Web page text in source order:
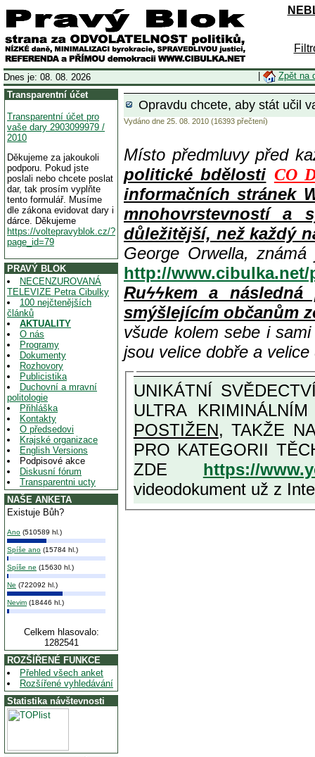
Dnes je: 08. 08. 2026
Zpět na
Transparentní účet
Transparentní účet pro
vaše dary 2903099979 /
2010
Děkujeme za jakoukoli
podporu. Pokud jste
poslali nebo chcete poslat
dar, tak prosím vyplňte
tento formulář. Musíme
dle zákona evidovat dary i
dárce. Děkujeme
https://voltepravyblok.cz/?
page_id=79
PRAVÝ BLOK
NECENZUROVANÁ
TELEVIZE Petra Cibulky
100 nejčtenějších
článků
AKTUALITY
O nás
Programy
Dokumenty
Rozhovory
Publicistika
Duchovní a mravní
politologie
Přihláška
Kontakty
O předsedovi
Krajské organizace
English Versions
Podpisové akce
Diskusní fórum
Transparentni ucty
NAŠE ANKETA
Existuje Bůh?
Ano (510589 hl.)
Spíše ano (15784 hl.)
Spíše ne (15630 hl.)
Ne (722092 hl.)
Nevim (18446 hl.)
Celkem hlasovalo:
1282541
ROZŠÍŘENÉ FUNKCE
Přehled všech anket
Rozšířené vyhledávání
Statistika návštevnosti
Opravdu chcete, aby stát učil
Vydáno dne 25. 08. 2010 (16393 přečtení)
Místo předmluvy před
politické bdělosti CO
informačních stránek
mnohovrstevností a
důležitější, než každý
George Orwella,
http://www.cibulka.net/
Ruϟϟkem a
smýšlejícím občanům
všude kolem sebe i
jsou velice dobře a
UNIKÁTNÍ SVĚDECTVÍ ZE SOUČASNOSTI: PŘEDSEDA VLASTIZRÁDNÉ VLÁDY KGB MIMOŘÁDNĚ DETAILNĚ O
ULTRA
POSTIŽEN, TAKŽE NA MAXIMÁLNÍ
PRO KATEGORII TĚCH VŮBEC NEJVYŠŠÍCH PROTINÁRODNÍCH A
ZDE https://
videodokument už z